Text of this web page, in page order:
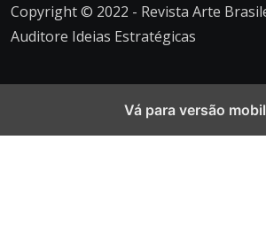
Copyright © 2022 - Revista Arte
Auditore Ideias Estratégicas
Vá para versão